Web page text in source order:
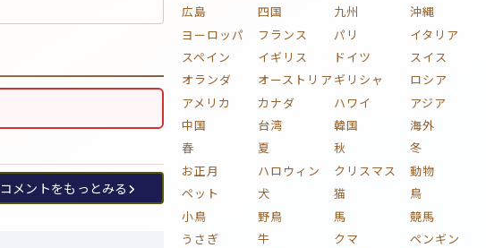
コメントをもっとみる
広島
四国 九州
沖縄
ヨーロッパ
フランス パリ
イタリア
スペイン
イギリス ドイツ
スイス
オランダ
オーストリア ギリシャ
ロシア
アメリカ
カナダ ハワイ
アジア
中国
台湾 韓国
海外
春
夏 秋
冬
お正月
ハロウィン クリスマス
動物
ペット
犬 猫
鳥
小鳥
野鳥 馬
競馬
うさぎ
牛 クマ
ペンギン